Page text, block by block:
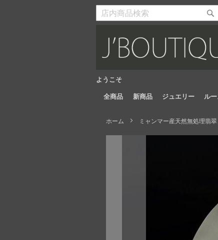
Skip
ようこそ
検
検
始
全商品 新商品 ジュエリー ル
ホーム ミャンマー産天然無処理翡